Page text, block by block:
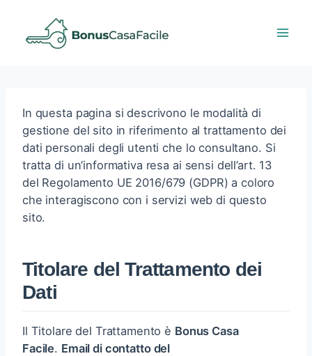
contenuto
In questa pagina si descrivono le modalità di
gestione del sito in riferimento al trattamento dei
dati personali degli utenti che lo consultano. Si
tratta di un’informativa resa ai sensi dell’art. 13
del Regolamento UE 2016/679 (GDPR) a coloro
che interagiscono con i servizi web di questo
sito.
Titolare del Trattamento dei
Dati
Il Titolare del Trattamento è Bonus Casa
Facile. Email di contatto del